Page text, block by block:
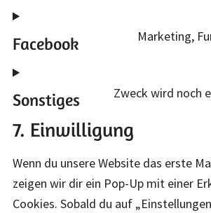
Facebook
Marketing,
Sonstiges
Zweck wird noch
7. Einwilligung
Wenn du unsere Website das erste
zeigen wir dir ein Pop-Up mit einer
Cookies. Sobald du auf